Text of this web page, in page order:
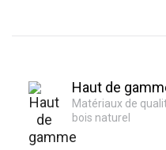
Haut de
Matériaux de
bois naturel